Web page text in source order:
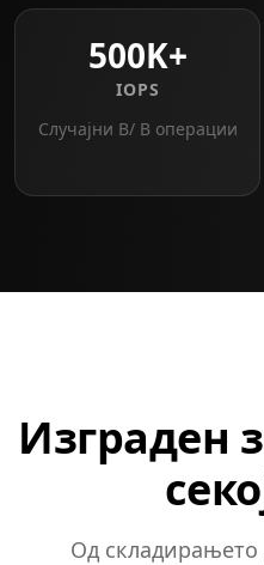
500K+
IOPS
Случајни В/ В операции
Изграден
Од складирањето